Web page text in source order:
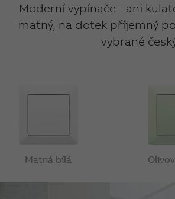
Moderní vypínače - ani
matný, na dotek příjemný
vybrané
Matná bílá